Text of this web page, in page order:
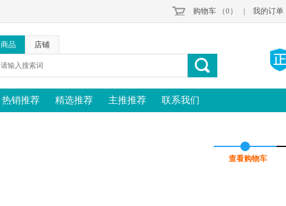
购物车 （0） | 我的订单
商品 店铺
热销推荐 精选推荐 主推推荐 联系我们
查看购物车